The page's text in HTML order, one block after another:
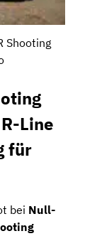
Shooting
Line
für
bei Null-